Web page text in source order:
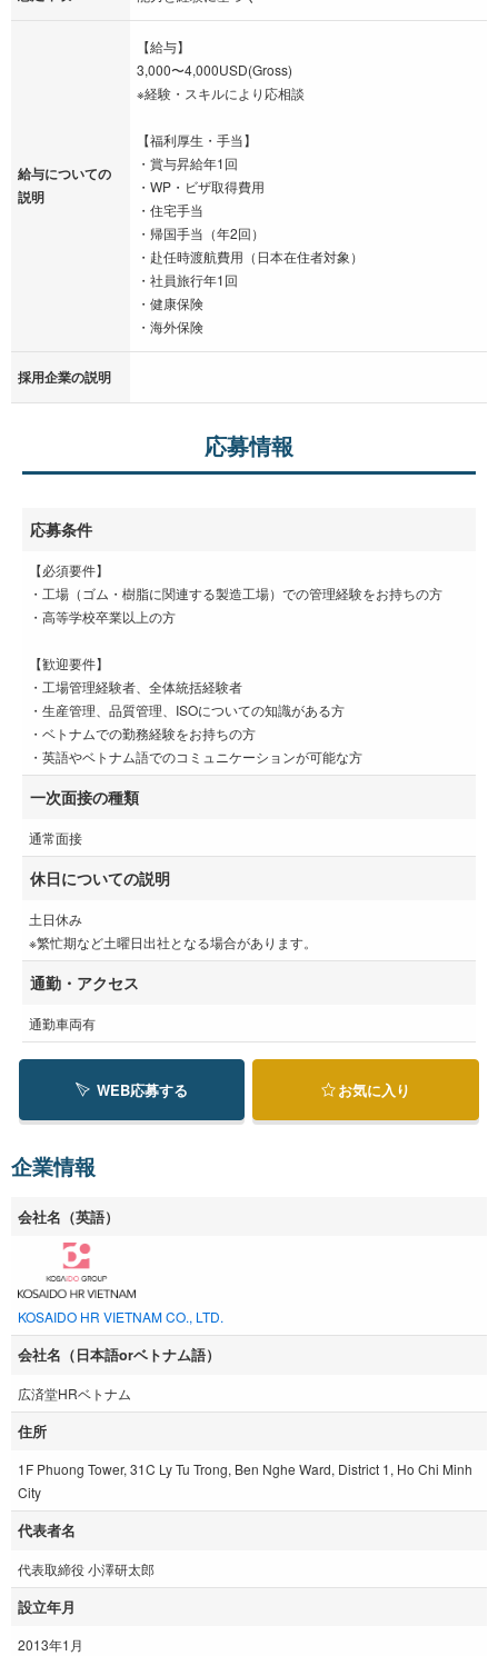
給与についての
説明
【給与】
3,000〜4,000USD(Gross)
※経験・スキルにより応相談
【福利厚生・手当】
・賞与昇給年1回
・WP・ビザ取得費用
・住宅手当
・帰国手当（年2回）
・赴任時渡航費用（日本在住者対象）
・社員旅行年1回
・健康保険
・海外保険
採用企業の説明
応募情報
応募条件
【必須要件】
・工場（ゴム・樹脂に関連する製造工場）での管理経験をお持ちの方
・高等学校卒業以上の方
【歓迎要件】
・工場管理経験者、全体統括経験者
・生産管理、品質管理、ISOについての知識がある方
・ベトナムでの勤務経験をお持ちの方
・英語やベトナム語でのコミュニケーションが可能な方
一次面接の種類
通常面接
休日についての説明
土日休み
※繁忙期など土曜日出社となる場合があります。
通勤・アクセス
通勤車両有
WEB応募する お気に入り
企業情報
会社名（英語）
KOSAIDO HR VIETNAM CO., LTD.
会社名（日本語orベトナム語）
広済堂HRベトナム
住所
1F Phuong Tower, 31C Ly Tu Trong, Ben Nghe Ward, District 1, Ho Chi Minh
City
代表者名
代表取締役 小澤研太郎
設立年月
2013年1月